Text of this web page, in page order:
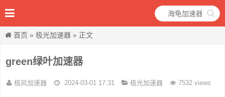
首页 » 极光加速器 » 正文
green绿叶加速器
极风加速器 2024-03-01 17:31 极光加速器 7532 views